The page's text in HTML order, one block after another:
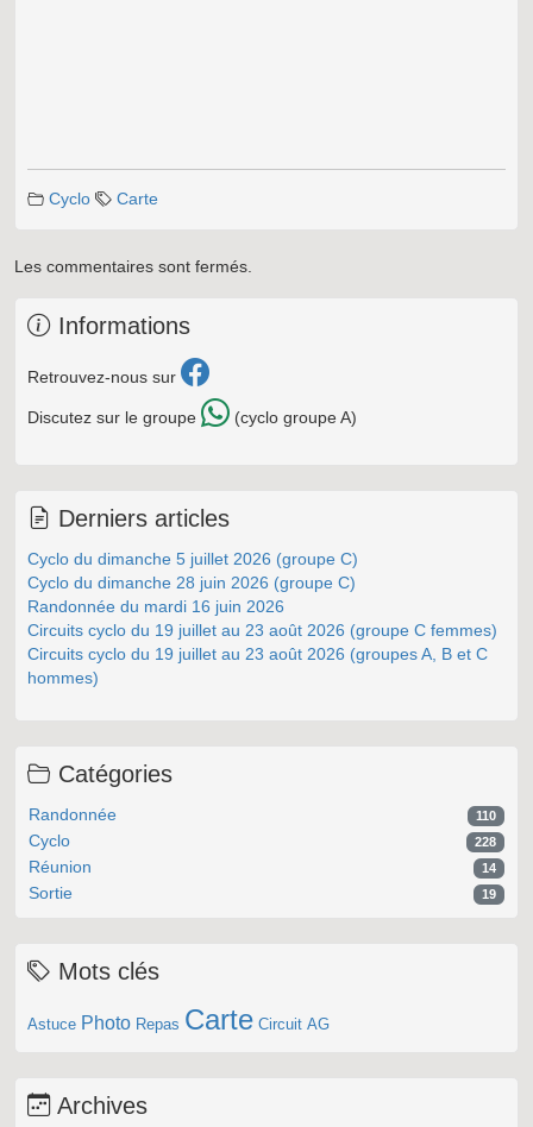
Cyclo Carte
Les commentaires sont fermés.
Informations
Retrouvez-nous sur
Discutez sur le groupe (cyclo groupe A)
Derniers articles
Cyclo du dimanche 5 juillet 2026 (groupe C)
Cyclo du dimanche 28 juin 2026 (groupe C)
Randonnée du mardi 16 juin 2026
Circuits cyclo du 19 juillet au 23 août 2026 (groupe C femmes)
Circuits cyclo du 19 juillet au 23 août 2026 (groupes A, B et C
hommes)
Catégories
Randonnée 110
Cyclo 228
Réunion 14
Sortie 19
Mots clés
Astuce Photo Repas Carte Circuit AG
Archives